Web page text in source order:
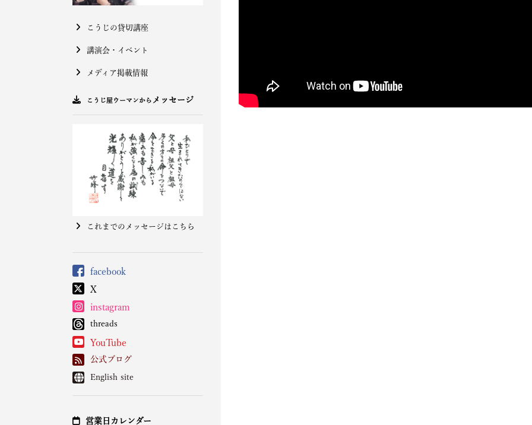
こうじの貸切講座
講演会・イベント
メディア掲載情報
こうじ屋ウーマンから メッセージ
これまでのメッセージはこちら
facebook
X
instagram
threads
YouTube
公式ブログ
English site
営業日カレンダー